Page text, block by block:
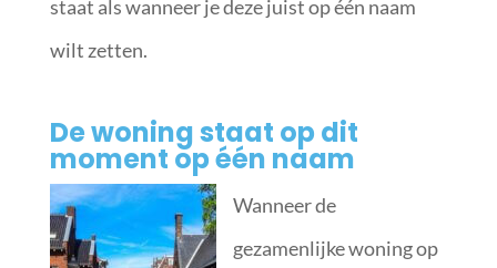
staat als wanneer je deze juist op één naam
wilt zetten.
De woning staat op dit
moment op één naam
Wanneer de
gezamenlijke woning op